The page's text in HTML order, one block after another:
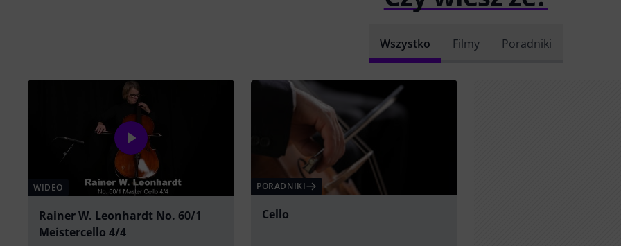
Wszystko Filmy Poradniki
WIDEO
Rainer W. Leonhardt No. 60/1
Meistercello 4/4
PORADNIKI
Cello